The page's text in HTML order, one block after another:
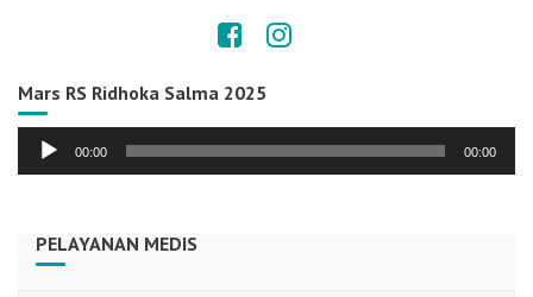
Mars RS Ridhoka Salma 2025
Audio
00:00 00:00
PELAYANAN MEDIS